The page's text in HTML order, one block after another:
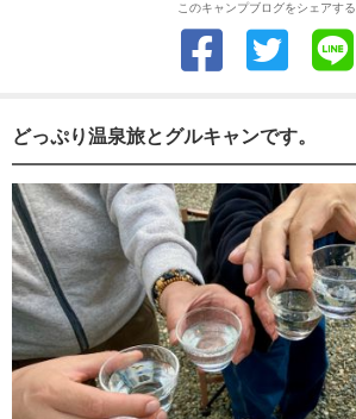
このキャンプブログをシェアする
どっぷり温泉旅とグルキャンです。